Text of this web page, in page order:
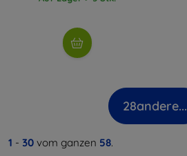
28andere...
1 - 30 vom ganzen 58.